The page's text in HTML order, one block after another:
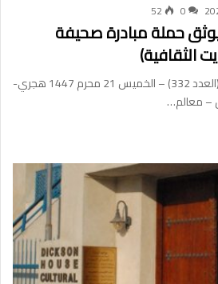
0
52
حملة مبادرة صحيفة
الثقافية)
جريدة الوفاق – السنة الثانية (العدد 332) – الخميس 21 محرم 1447 هجري-